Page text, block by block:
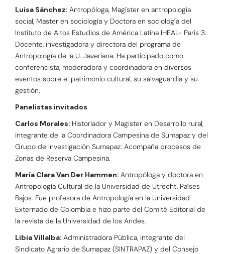
Luisa Sánchez: Antropóloga, Magíster en antropología
social, Master en sociología y Doctora en sociología del
Instituto de Altos Estudios de América Latina IHEAL- Paris 3.
Docente, investigadora y directora del programa de
Antropología de la U. Javeriana. Ha participado como
conferencista, moderadora y coordinadora en diversos
eventos sobre el patrimonio cultural, su salvaguardia y su
gestión.
Panelistas invitados
Carlos Morales: Historiador y Magister en Desarrollo rural,
integrante de la Coordinadora Campesina de Sumapaz y del
Grupo de Investigación Sumapaz: Acompaña procesos de
Zonas de Reserva Campesina.
María Clara Van Der Hammen: Antropóloga y doctora en
Antropología Cultural de la Universidad de Utrecht, Países
Bajos. Fue profesora de Antropología en la Universidad
Externado de Colombia e hizo parte del Comité Editorial de
la revista de la Universidad de los Andes.
Libia Villalba: Administradora Pública, integrante del
Sindicato Agrario de Sumapaz (SINTRAPAZ) y del Consejo